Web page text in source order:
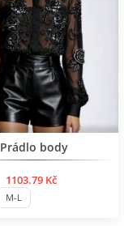
Нов продукт
Prádlo body
1103.79 Kč
M-L